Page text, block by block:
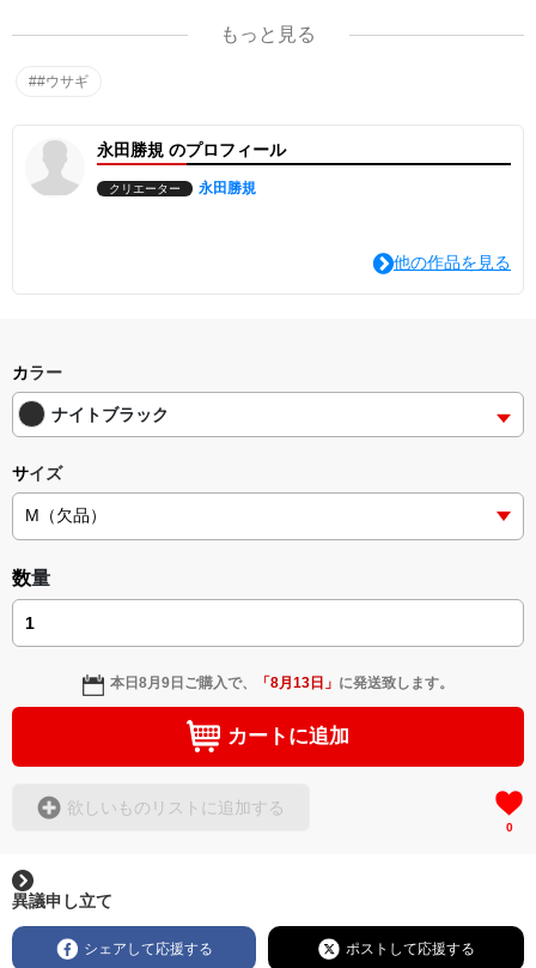
［素材情報］キャンバス綿 他もっと見る
##ウサギ
永田勝規 のプロフィール
クリエーター 永田勝規
他の作品を見る
カラー
ナイトブラック
サイズ
数量
本日8月9日 ご購入で、 「8月13日 」 に発送致します。
カートに追加
欲しいものリストに追加する
0
異議申し立て
シェアして応援する ポストして応援する